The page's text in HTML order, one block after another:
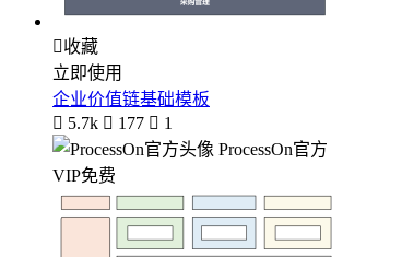
收藏
立即使用
企业价值链基础模板
 5.7k  177  1
ProcessOn官方
VIP免费